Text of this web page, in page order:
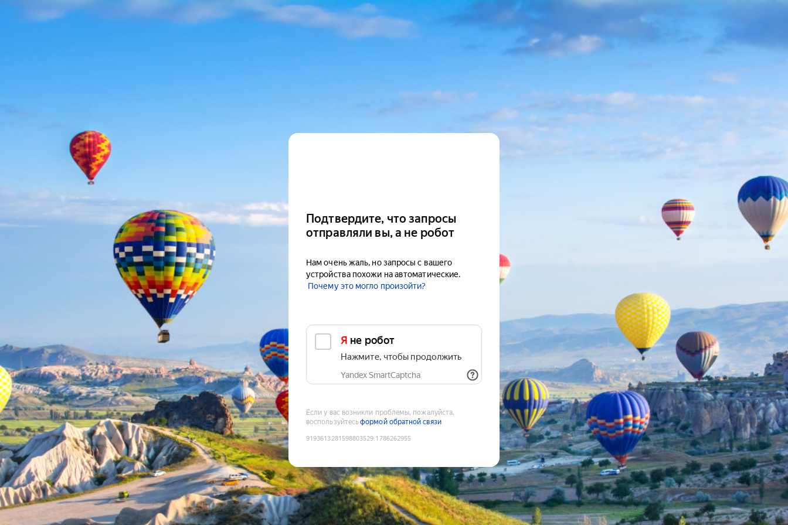
Подтвердите, что запросы
отправляли вы, а не робот
Нам очень жаль, но запросы с вашего
устройства похожи на автоматические.
Почему это могло произойти?
Я не робот
Нажмите, чтобы продолжить
Yandex SmartCaptcha
Если у вас возникли проблемы, пожалуйста,
воспользуйтесьформой обратной связи
9193613281598803529:1786262955